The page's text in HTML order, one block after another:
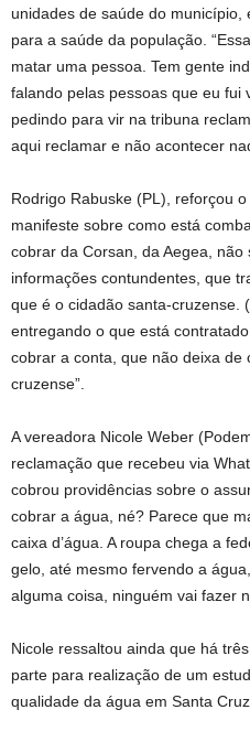
unidades de saúde do
para a saúde da população.
matar uma pessoa. Tem gente
falando pelas pessoas que eu fui
pedindo para vir na tribuna
aqui reclamar e não acontecer
Rodrigo Rabuske (PL), reforçou
manifeste sobre como está
cobrar da Corsan, da Aegea,
informações contundentes, que
que é o cidadão santa-cruzense.
entregando o que está
cobrar a conta, que não deixa de
cruzense”.
A vereadora Nicole Weber
reclamação que recebeu via
cobrou providências sobre o
cobrar a água, né? Parece que
caixa d’água. A roupa chega a
gelo, até mesmo fervendo a
alguma coisa, ninguém vai fazer
Nicole ressaltou ainda que há
parte para realização de um
qualidade da água em Santa Cruz